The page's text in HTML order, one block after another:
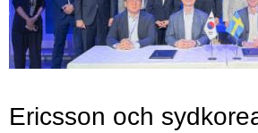
Ericsson och